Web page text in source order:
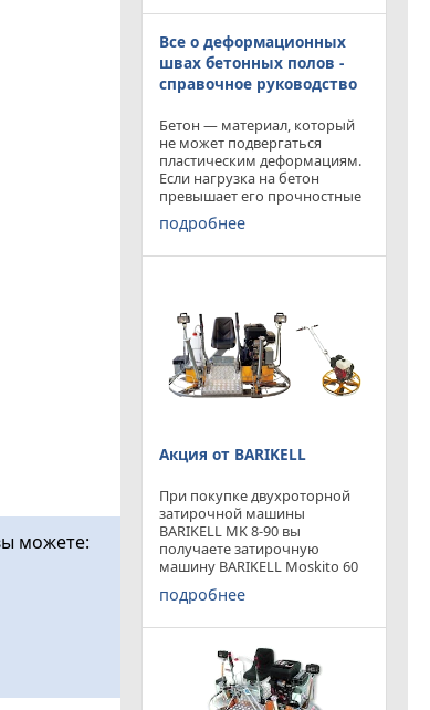
можете:
площадью затирки 2540 мм
по цене двухроторной
Все о деформационных
швах бетонных полов -
справочное руководство
Бетон — материал, который
не может подвергаться
пластическим деформациям.
Если нагрузка на бетон
превышает его прочностные
характеристики, то он
попросту растрескивается.
подробнее
Акция от BARIKELL
При покупке двухроторной
затирочной машины
BARIKELL MK 8-90 вы
получаете затирочную
машину BARIKELL Moskito 60
абсолютно бесплатно
подробнее